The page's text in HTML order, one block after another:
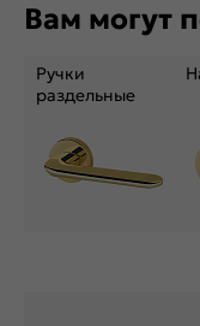
Вам могут
Ручки
раздельные